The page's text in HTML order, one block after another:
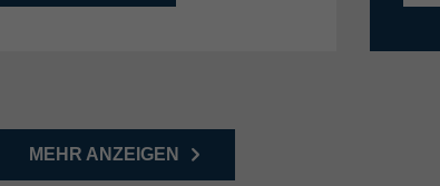
MEHR ANZEIGEN